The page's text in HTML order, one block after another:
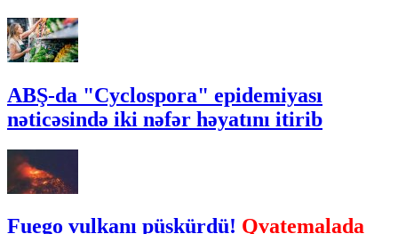
ABŞ-da "Cyclospora" epidemiyası
nəticəsində iki nəfər həyatını itirib
Fuego vulkanı püskürdü! Qvatemalada